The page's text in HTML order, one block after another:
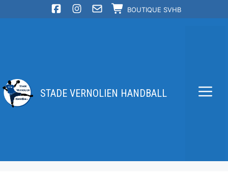
BOUTIQUE SVHB
STADE VERNOLIEN HANDBALL